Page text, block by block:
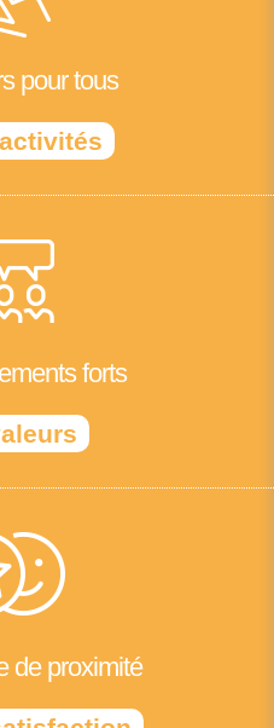
pour tous
forts
de proximité